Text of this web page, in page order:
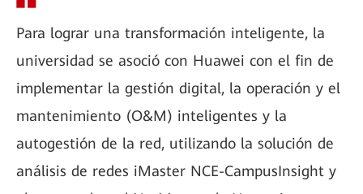
Para lograr una transformación inteligente, la
universidad se asoció con Huawei con el fin de
implementar la gestión digital, la operación y el
mantenimiento (O&M) inteligentes y la
autogestión de la red, utilizando la solución de
análisis de redes iMaster NCE-CampusInsight y